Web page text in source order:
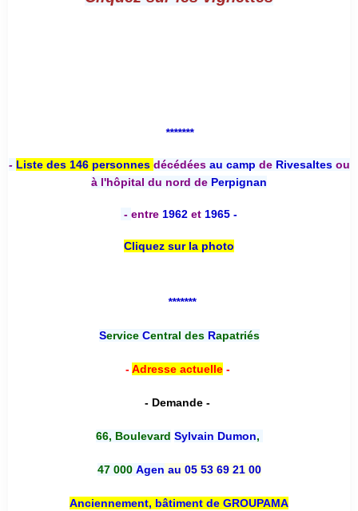
*******
- Liste des 146 personnes décédées au camp deRivesaltesou
à l'hôpital du nord de Perpignan
- entre 1962 et 1965 -
Cliquez sur la photo
*******
Service Central desRapatriés
-Adresse actuelle-
- Demande -
66, Boulevard Sylvain Dumon,
47 000 Agen au 05 53 69 21 00
Anciennement, bâtiment de GROUPAMA